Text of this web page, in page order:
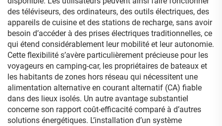
des téléviseurs, des ordinateurs, des outils électriques, des
appareils de cuisine et des stations de recharge, sans avoir
besoin d’accéder à des prises électriques traditionnelles, ce
qui étend considérablement leur mobilité et leur autonomie.
Cette flexibilité s’avère particulièrement précieuse pour les
voyageurs en camping-car, les propriétaires de bateaux et
les habitants de zones hors réseau qui nécessitent une
alimentation alternative en courant alternatif (CA) fiable
dans des lieux isolés. Un autre avantage substantiel
concerne son rapport coût-efficacité comparé à d’autres
solutions énergétiques. L’installation d’un système